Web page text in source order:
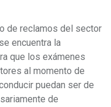
de reclamos del sector
encuentra la
que los exámenes
al momento de
puedan ser de
de